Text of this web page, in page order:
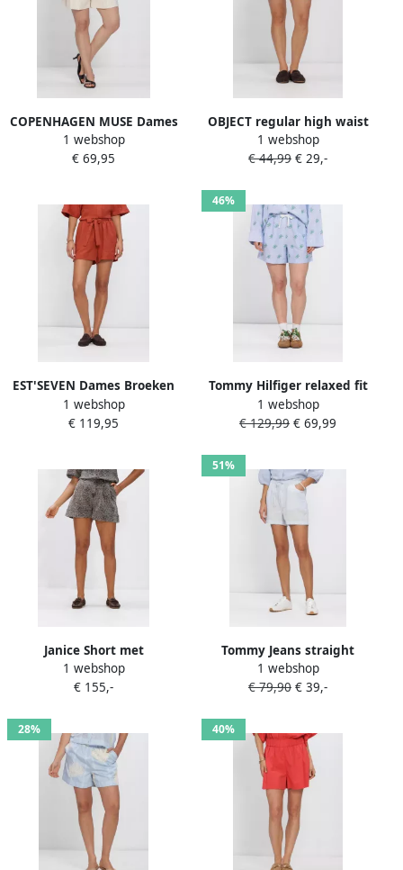
COPENHAGEN MUSE Dames
Broeken Cmtailor-shorts
Stripe Creme
1 webshop
€ 69,95
OBJECT regular high waist
casual short blauw
1 webshop
€ 44,99 € 29,-
EST'SEVEN Dames Broeken
Trinity Short 26 Oranje
1 webshop
€ 119,95
46%
Tommy Hilfiger relaxed fit
short met gestikt logo van
linnenmix
1 webshop
€ 129,99 € 69,99
Janice Short met
panterprint Arthur
dierenprint
1 webshop
€ 155,-
51%
Tommy Jeans straight
regular waist gestreepte
casual short met linnen
1 webshop
€ 79,90 € 39,-
28% 40%